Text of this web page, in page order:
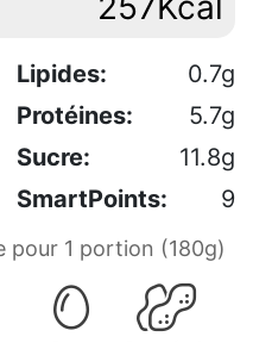
Lipides:
0.7g
Protéines:
5.7g
Sucre:
11.8g
SmartPoints: 9
1 portion (180g)